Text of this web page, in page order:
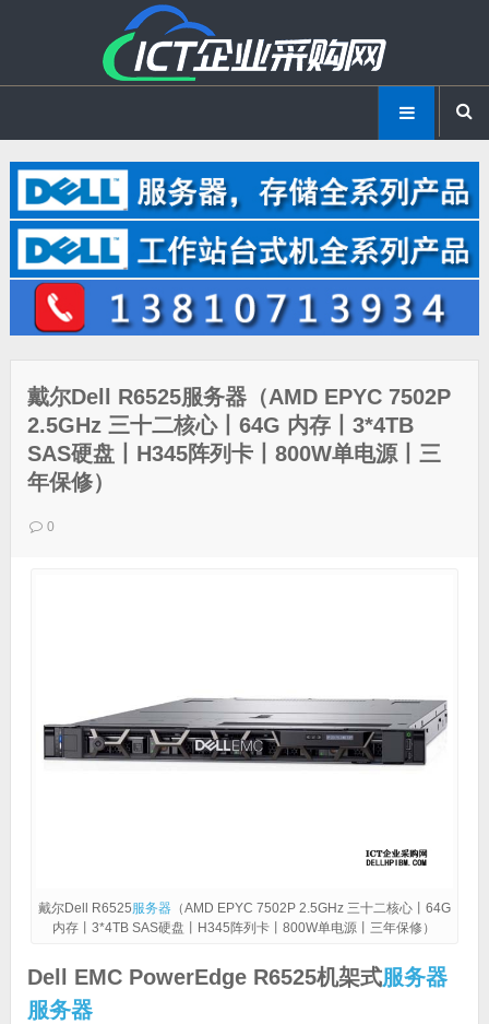
戴尔Dell R6525服务器（AMD EPYC 7502P
2.5GHz 三十二核心丨64G 内存丨3*4TB
SAS硬盘丨H345阵列卡丨800W单电源丨三
年保修）
0
戴尔Dell R6525服务器（AMD EPYC 7502P 2.5GHz 三十二核心丨64G
内存丨3*4TB SAS硬盘丨H345阵列卡丨800W单电源丨三年保修）
Dell EMC PowerEdge R6525机架式服务器
服务器